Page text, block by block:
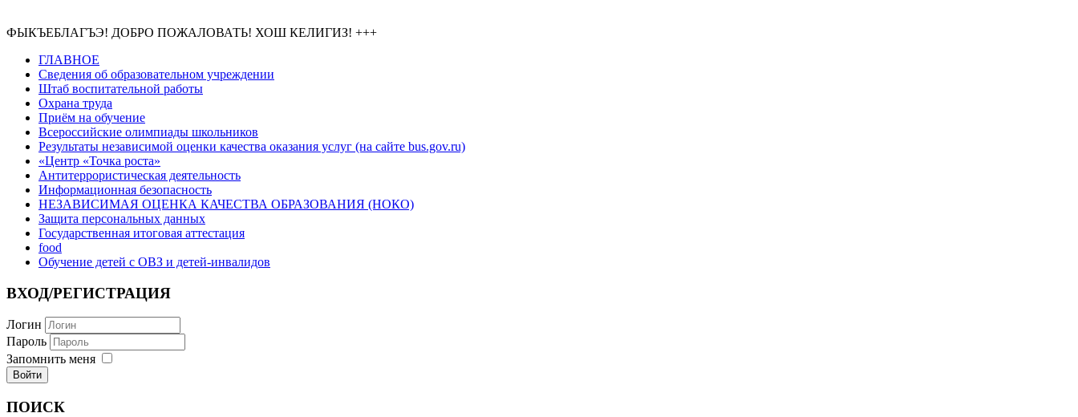
ФЫКЪЕБЛАГЪЭ! ДОБРО ПОЖАЛОВАТЬ! ХОШ КЕЛИГИЗ! +++
ГЛАВНОЕ
Сведения об образовательном учреждении
Штаб воспитательной работы
Охрана труда
Приём на обучение
Всероссийские олимпиады школьников
Результаты независимой оценки качества оказания услуг (на сайте bus.gov.ru)
«Центр «Точка роста»
Антитеррористическая деятельность
Информационная безопасность
НЕЗАВИСИМАЯ ОЦЕНКА КАЧЕСТВА ОБРАЗОВАНИЯ (НОКО)
Защита персональных данных
Государственная итоговая аттестация
food
Обучение детей с ОВЗ и детей-инвалидов
ВХОД/РЕГИСТРАЦИЯ
Логин
Пароль
Запомнить меня
ПОИСК